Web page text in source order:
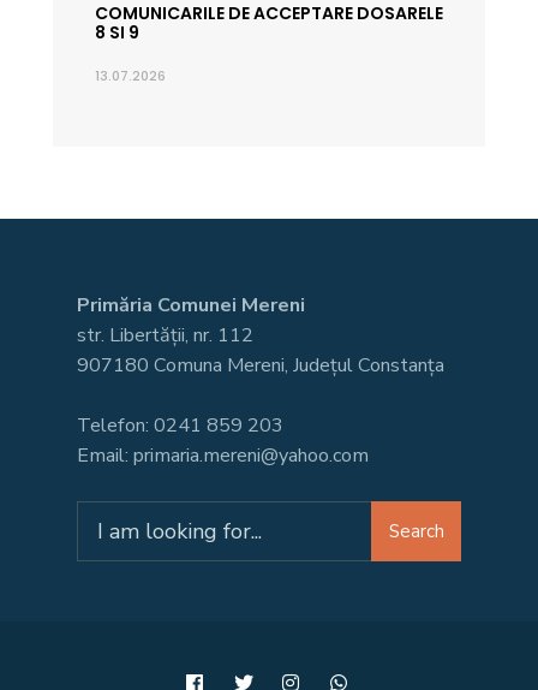
COMUNICARILE DE ACCEPTARE DOSARELE
8 SI 9
13.07.2026
Primăria Comunei Mereni
str. Libertății, nr. 112
907180 Comuna Mereni, Județul Constanța
Telefon: 0241 859 203
Email: primaria.mereni@yahoo.com
for:
Search